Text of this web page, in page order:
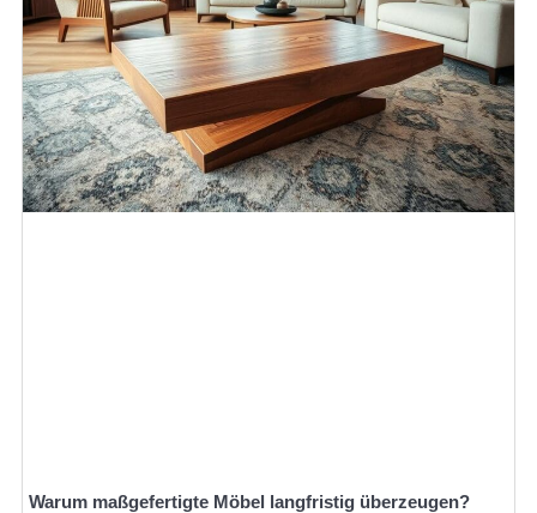
Warum maßgefertigte Möbel langfristig überzeugen?